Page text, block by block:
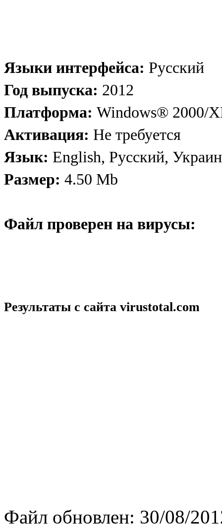
Языки интерфейса: Русский
Год выпуска: 2012
Платформа: Windows® 2000/
Активация: Не требуется
Язык: English, Русский,
Размер: 4.50 Mb
Файл проверен на вирусы:
Результаты с сайта virustotal.com
Файл обновлен: 30/08/